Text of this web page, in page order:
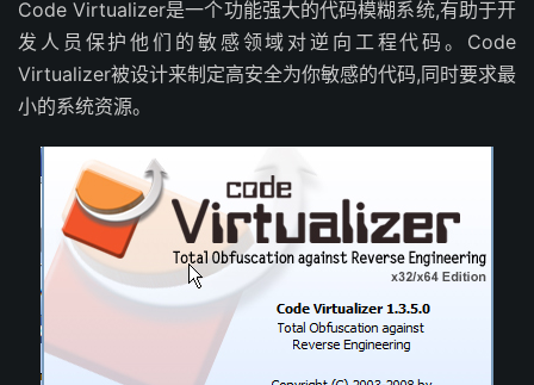
Code Virtualizer是一个功能强大的代码模糊系统,有助于开
发人员保护他们的敏感领域对逆向工程代码。Code
Virtualizer被设计来制定高安全为你敏感的代码,同时要求最
小的系统资源。